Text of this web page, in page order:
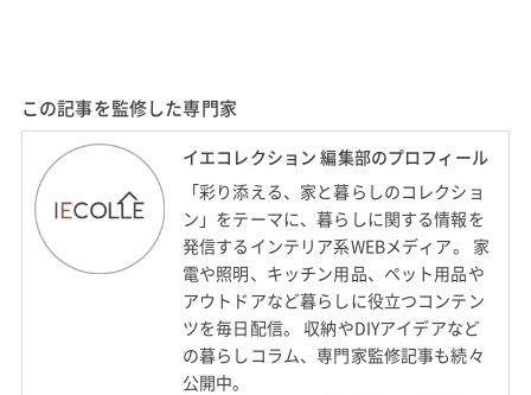
この記事を監修した専門家
イエコレクション 編集部のプロフィール
「彩り添える、家と暮らしのコレクショ
ン」をテーマに、暮らしに関する情報を
発信するインテリア系WEBメディア。 家
電や照明、キッチン用品、ペット用品や
アウトドアなど暮らしに役立つコンテン
ツを毎日配信。 収納やDIYアイデアなど
の暮らしコラム、専門家監修記事も続々
公開中。